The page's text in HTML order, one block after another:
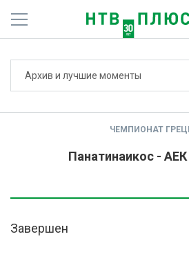
Архив и лучшие моменты
ЧЕМПИОНАТ
Панатинаикос -
Завершен